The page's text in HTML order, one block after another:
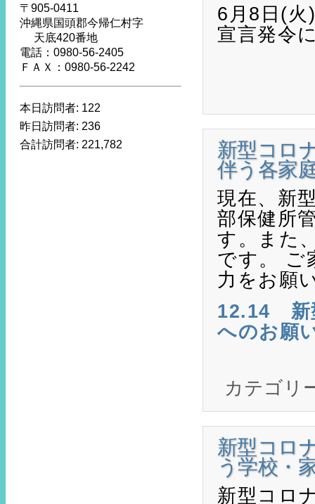
6月8日(火
宣言発令
新型コロ
伴う各家
現在、新
部保健所
す。また
です。 ご
力をお願
12.14 新
へのお願
カテゴリ
新型コロ
う学校・
新型コロ
〒905-0411
沖縄県国頭郡今帰仁村字
天底420番地
電話：0980-56-2405
ＦＡＸ：0980-56-2242
本日訪問者: 122
昨日訪問者: 236
合計訪問者: 221,782